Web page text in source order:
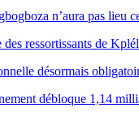
n’aura pas lieu
ressortissants de
désormais
débloque 1,14